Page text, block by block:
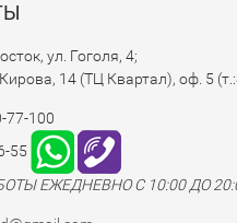
ул. Гоголя, 4;
Кирова, 14 (ТЦ Квартал), оф. 5
77-100
55
ЕЖЕДНЕВНО С 10:00 ДО